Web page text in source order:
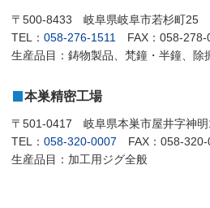
〒500-8433 岐阜県岐阜市若杉町25
TEL： 058-276-1511
FAX：058-278-
生産品目：鋳物製品、梵鐘・半鐘、除
本巣精密工場
〒501-0417 岐阜県本巣市屋井字神
TEL： 058-320-0007
FAX：058-320-
生産品目：加工用ジグ全般